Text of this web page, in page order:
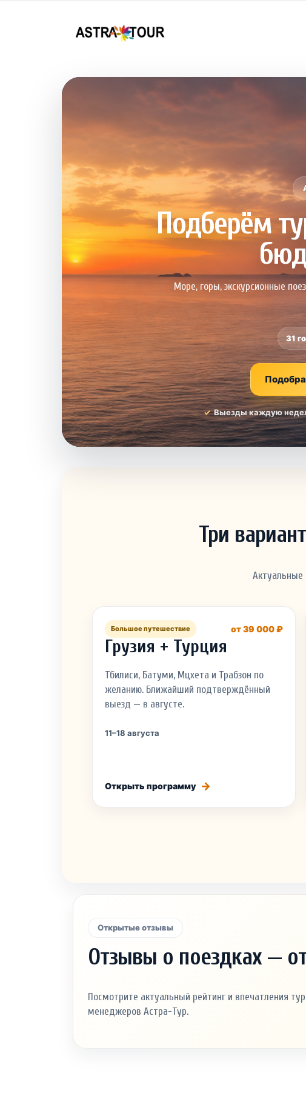
Подберём
Море, горы, экскурсионные
31
Выезды каждую
Три
Актуальные
Большое путешествие от 39 000 ₽
Грузия + Турция
Тбилиси, Батуми, Мцхета и Трабзон по
желанию. Ближайший подтверждённый
выезд — в августе.
11–18 августа
Открыть программу
Открытые отзывы
Отзывы о поездках —
Посмотрите актуальный рейтинг и впечатления
менеджеров Астра-Тур.